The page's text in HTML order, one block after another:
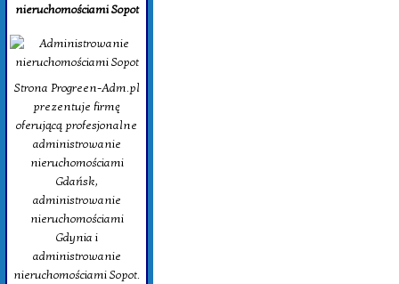
nieruchomościami Sopot
Strona Progreen-Adm.pl
prezentuje firmę
oferującą profesjonalne
administrowanie
nieruchomościami
Gdańsk,
administrowanie
nieruchomościami
Gdynia i
administrowanie
nieruchomościami Sopot.